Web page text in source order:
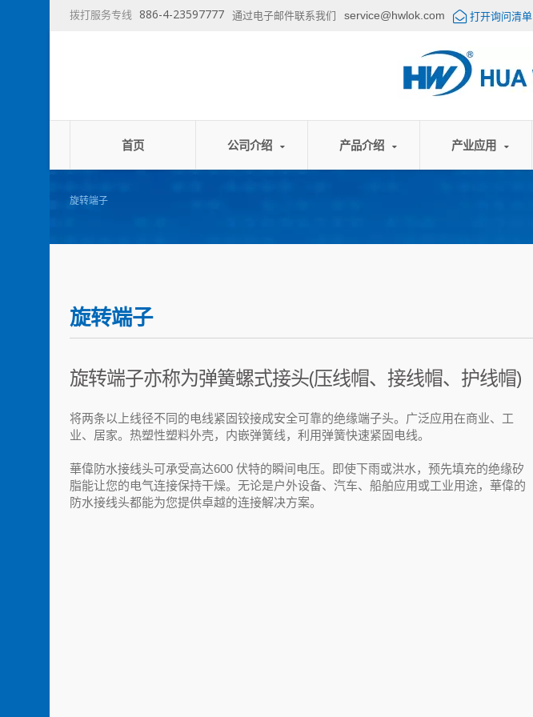
拨打服务专线 886-4-23597777 通过电子邮件联系我们 service@hwlok.com 打开询问清单
首页 公司介绍 产品介绍 产业应用
旋转端子
旋转端子
旋转端子亦称为弹簧螺式接头(压线帽、接线帽、护线帽)
将两条以上线径不同的电线紧固铰接成安全可靠的绝缘端子头。广泛应用在商业、工
业、居家。热塑性塑料外壳，内嵌弹簧线，利用弹簧快速紧固电线。
華偉防水接线头可承受高达600 伏特的瞬间电压。即使下雨或洪水，预先填充的绝缘矽
脂能让您的电气连接保持干燥。无论是户外设备、汽车、船舶应用或工业用途，華偉的
防水接线头都能为您提供卓越的连接解决方​​案。